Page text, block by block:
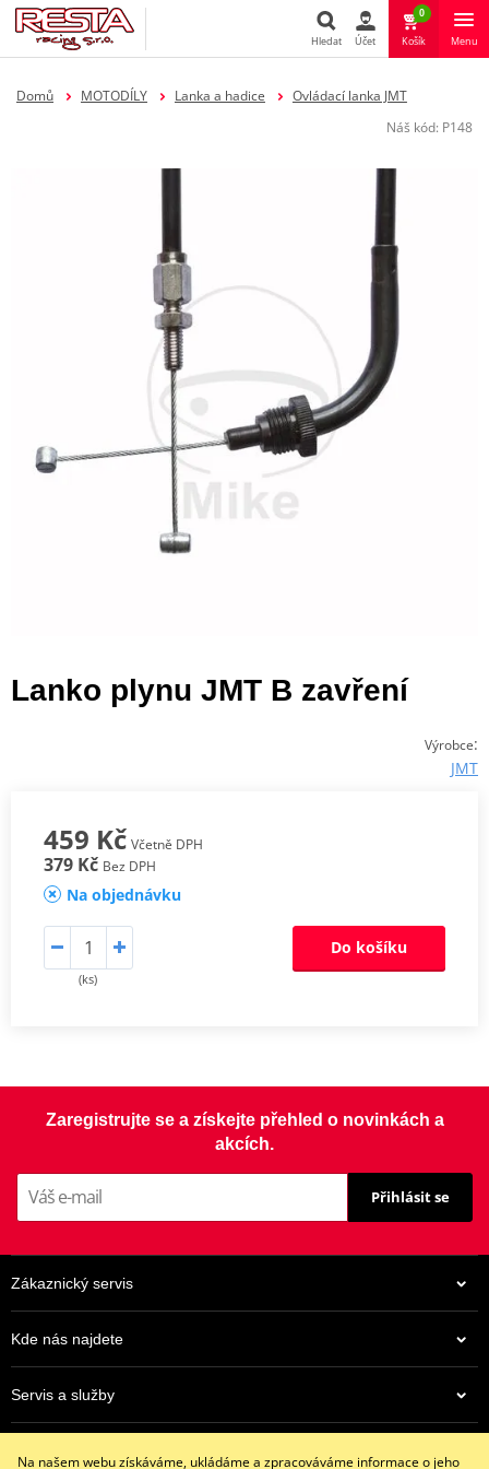
Hledat
Hledat Účet
0
Košík Menu
Domů MOTODÍLY Lanka a hadice
Ovládací lanka JMT
Náš kód: P148
Lanko plynu JMT B zavření
Výrobce:
JMT
459 Kč Včetně DPH
379 Kč Bez DPH
Na objednávku
(ks)
Do košíku
Zaregistrujte se a získejte přehled o novinkách a
akcích.
Přihlásit se
Zákaznický servis
Kde nás najdete
Servis a služby
Na našem webu získáváme, ukládáme a zpracováváme informace o jeho